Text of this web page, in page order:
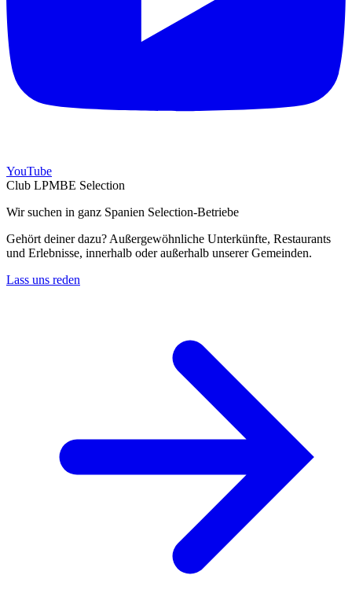
YouTube
Club LPMBE Selection
Wir suchen in ganz Spanien Selection-Betriebe
Gehört deiner dazu? Außergewöhnliche Unterkünfte, Restaurants
und Erlebnisse, innerhalb oder außerhalb unserer Gemeinden.
Lass uns reden